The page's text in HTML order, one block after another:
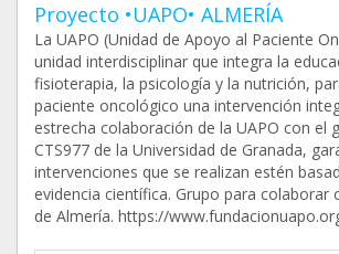
Proyecto •UAPO• ALMERÍA
La UAPO (Unidad de Apoyo al Paciente
unidad interdisciplinar que integra la
fisioterapia, la psicología y la nutrición,
paciente oncológico una intervención
estrecha colaboración de la UAPO con el
CTS977 de la Universidad de Granada,
intervenciones que se realizan estén
evidencia científica. Grupo para colaborar
de Almería. https://